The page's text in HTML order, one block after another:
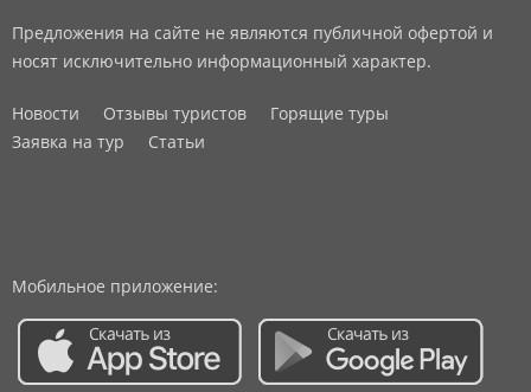
Предложения на сайте не являются публичной офертой и
носят исключительно информационный характер.
Новости Отзывы туристов
Горящие туры
Заявка на тур
Статьи
Мобильное приложение: